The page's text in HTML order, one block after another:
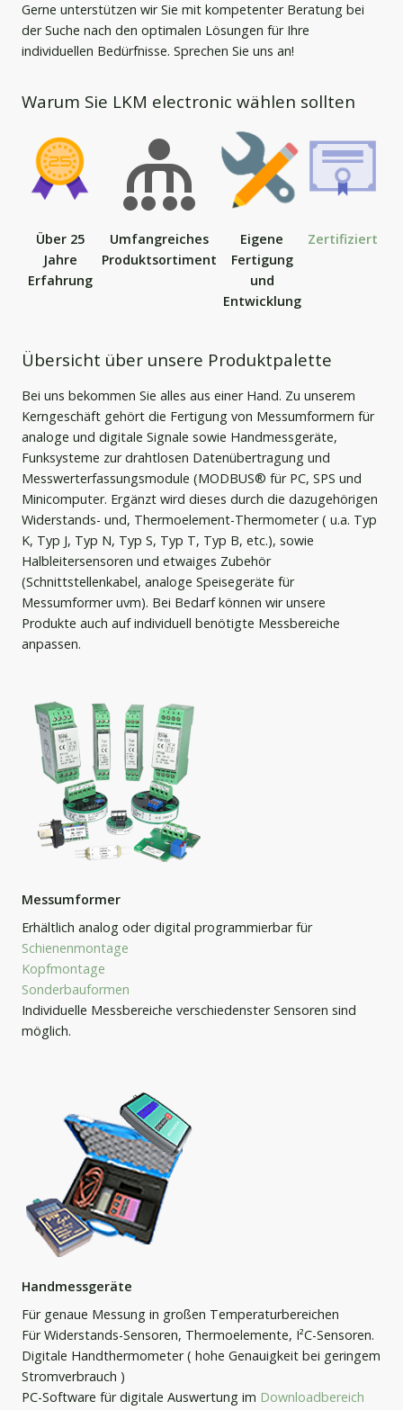
Gerne unterstützen wir Sie mit kompetenter Beratung bei
der Suche nach den optimalen Lösungen für Ihre
individuellen Bedürfnisse. Sprechen Sie uns an!
Warum Sie LKM electronic wählen sollten
Über 25
Jahre
Erfahrung
Umfangreiches
Produktsortiment
Eigene
Fertigung
und
Entwicklung
Zertifiziert
Übersicht über unsere Produktpalette
Bei uns bekommen Sie alles aus einer Hand. Zu unserem
Kerngeschäft gehört die Fertigung von Messumformern für
analoge und digitale Signale sowie Handmessgeräte,
Funksysteme zur drahtlosen Datenübertragung und
Messwerterfassungsmodule (MODBUS® für PC, SPS und
Minicomputer. Ergänzt wird dieses durch die dazugehörigen
Widerstands- und, Thermoelement-Thermometer ( u.a. Typ
K, Typ J, Typ N, Typ S, Typ T, Typ B, etc.), sowie
Halbleitersensoren und etwaiges Zubehör
(Schnittstellenkabel, analoge Speisegeräte für
Messumformer uvm). Bei Bedarf können wir unsere
Produkte auch auf individuell benötigte Messbereiche
anpassen.
Messumformer
Erhältlich analog oder digital programmierbar für
Schienenmontage
Kopfmontage
Sonderbauformen
Individuelle Messbereiche verschiedenster Sensoren sind
möglich.
Handmessgeräte
Für genaue Messung in großen Temperaturbereichen
Für Widerstands-Sensoren, Thermoelemente, I²C-Sensoren.
Digitale Handthermometer ( hohe Genauigkeit bei geringem
Stromverbrauch )
PC-Software für digitale Auswertung im Downloadbereich